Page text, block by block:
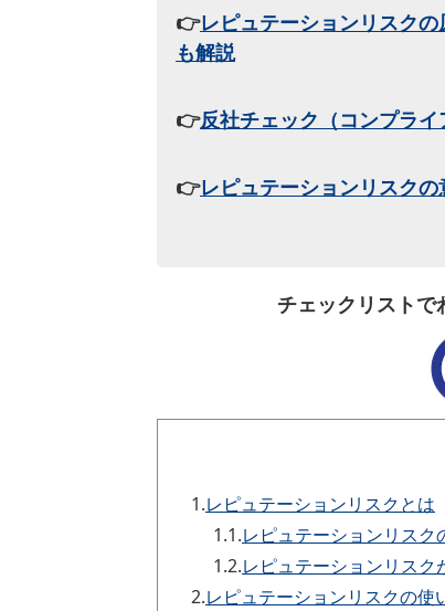
👉レピュテーションリスク
も解説
👉反社チェック（コンプラ
👉レピュテーションリスク
チェックリストで
1.レピュテーションリスクとは
1.1.レピュテーションリスク
1.2.レピュテーションリスク
2.レピュテーションリスクの使